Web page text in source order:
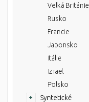
Velká Británie
Rusko
Francie
Japonsko
Itálie
Izrael
Polsko
Syntetické